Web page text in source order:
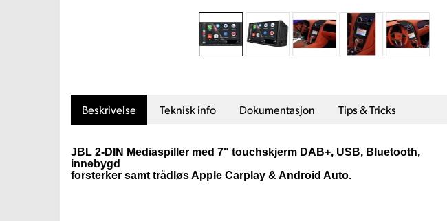
Beskrivelse Teknisk info Dokumentasjon Tips & Tricks
JBL 2-DIN Mediaspiller med 7" touchskjerm DAB+, USB, Bluetooth,
innebygd
forsterker samt trådløs Apple Carplay & Android Auto.